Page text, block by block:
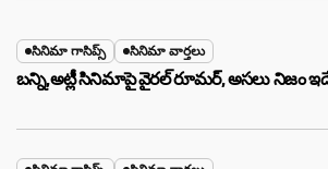
సినిమా గాసిప్స్ సినిమా వార్తలు
బన్ని,అట్లీ సినిమాపై వైరల్ రూమర్, అసలు నిజం